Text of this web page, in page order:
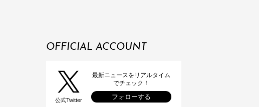
OFFICIAL ACCOUNT
公式Twitter
最新ニュースをリアルタイム
でチェック！
フォローする